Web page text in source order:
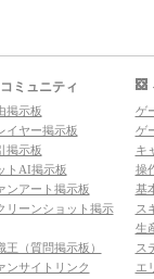
コミュニティ
掲示板
イヤー掲示板
掲示板
トAI掲示板
ンアート掲示板
リーンショット掲示
王（質問掲示板）
ンサイトリンク
ゲ
ゲ
キ
操
基
ス
生
ス
エ